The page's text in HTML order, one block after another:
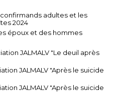
adultes et les
2024
époux et des hommes
JALMALV "Le deuil après
JALMALV "Après le suicide
JALMALV "Après le suicide